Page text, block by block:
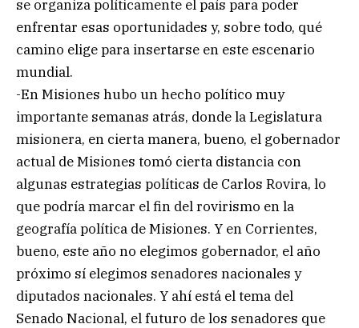
se organiza políticamente el país para poder
enfrentar esas oportunidades y, sobre todo, qué
camino elige para insertarse en este escenario
mundial.
-En Misiones hubo un hecho político muy
importante semanas atrás, donde la Legislatura
misionera, en cierta manera, bueno, el gobernador
actual de Misiones tomó cierta distancia con
algunas estrategias políticas de Carlos Rovira, lo
que podría marcar el fin del rovirismo en la
geografía política de Misiones. Y en Corrientes,
bueno, este año no elegimos gobernador, el año
próximo sí elegimos senadores nacionales y
diputados nacionales. Y ahí está el tema del
Senado Nacional, el futuro de los senadores que